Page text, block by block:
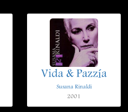
Vida & Pazzía
Susana Rinaldi
2001